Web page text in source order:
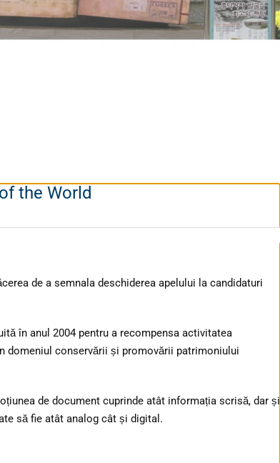
the World
de a semnala deschiderea apelului la candidaturi
în anul 2004 pentru a recompensa activitatea
domeniul conservării și promovării patrimoniului
de document cuprinde atât informația scrisă, dar și
să fie atât analog cât și digital.